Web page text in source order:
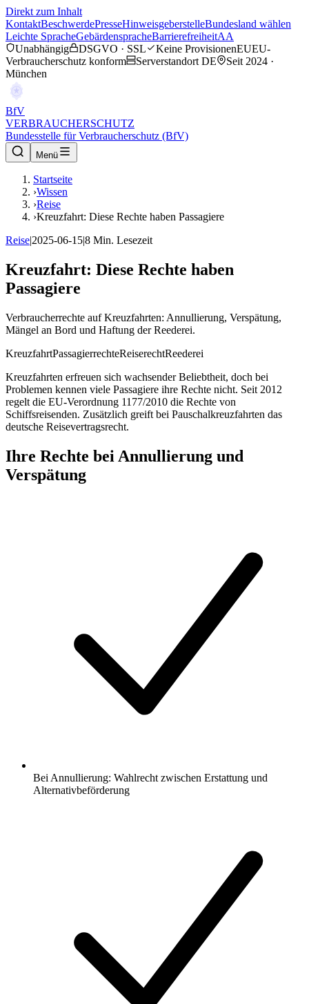
Direkt zum Inhalt
KontaktBeschwerdePresseHinweisgeberstelleBundesland wählen
Leichte SpracheGebärdenspracheBarrierefreiheitAA
Unabhängig
DSGVO · SSL Keine ProvisionenEUEU-
Verbraucherschutz konform
Serverstandort DE
Seit 2024 ·
München
BfV
VERBRAUCHERSCHUTZ
Bundesstelle für Verbraucherschutz (BfV)
Menü
Startseite
›Wissen
›Reise
›Kreuzfahrt: Diese Rechte haben Passagiere
Reise|2025-06-15|8 Min. Lesezeit
Kreuzfahrt: Diese Rechte haben
Passagiere
Verbraucherrechte auf Kreuzfahrten: Annullierung, Verspätung,
Mängel an Bord und Haftung der Reederei.
KreuzfahrtPassagierrechteReiserechtReederei
Kreuzfahrten erfreuen sich wachsender Beliebtheit, doch bei
Problemen kennen viele Passagiere ihre Rechte nicht. Seit 2012
regelt die EU-Verordnung 1177/2010 die Rechte von
Schiffsreisenden. Zusätzlich greift bei Pauschalkreuzfahrten das
deutsche Reisevertragsrecht.
Ihre Rechte bei Annullierung und
Verspätung
Bei Annullierung: Wahlrecht zwischen Erstattung und
Alternativbeförderung